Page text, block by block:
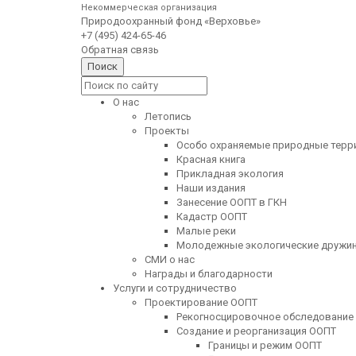
Некоммерческая организация
Природоохранный фонд «Верховье»
+7 (495) 424-65-46
Обратная связь
О нас
Летопись
Проекты
Особо охраняемые природные
Красная книга
Прикладная экология
Наши издания
Занесение ООПТ в ГКН
Кадастр ООПТ
Малые реки
Молодежные экологические
СМИ о нас
Награды и благодарности
Услуги и сотрудничество
Проектирование ООПТ
Рекогносцировочное обследование
Создание и реорганизация ООПТ
Границы и режим ООПТ